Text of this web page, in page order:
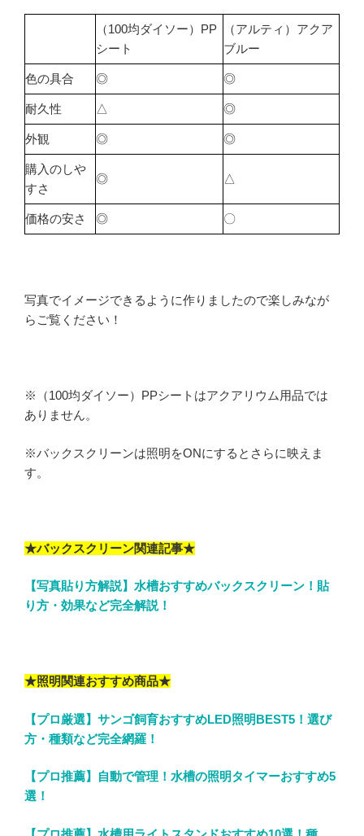
（100均ダイソー）PP
シート
（アルティ）アクア
ブルー
色の具合 ◎ ◎
耐久性 △ ◎
外観 ◎ ◎
購入のしや
すさ
◎ △
価格の安さ ◎ 〇
写真でイメージできるように作りましたので楽しみなが
らご覧ください！
※（100均ダイソー）PPシートはアクアリウム用品では
ありません。
※バックスクリーンは照明をONにするとさらに映えま
す。
★バックスクリーン関連記事★
【写真貼り方解説】水槽おすすめバックスクリーン！貼
り方・効果など完全解説！
★照明関連おすすめ商品★
【プロ厳選】サンゴ飼育おすすめLED照明BEST5！選び
方・種類など完全網羅！
【プロ推薦】自動で管理！水槽の照明タイマーおすすめ5
選！